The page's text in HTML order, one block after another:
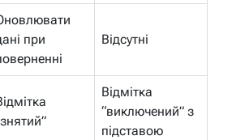
при
Відсутні
Відмітка
“виключений” з
підставою